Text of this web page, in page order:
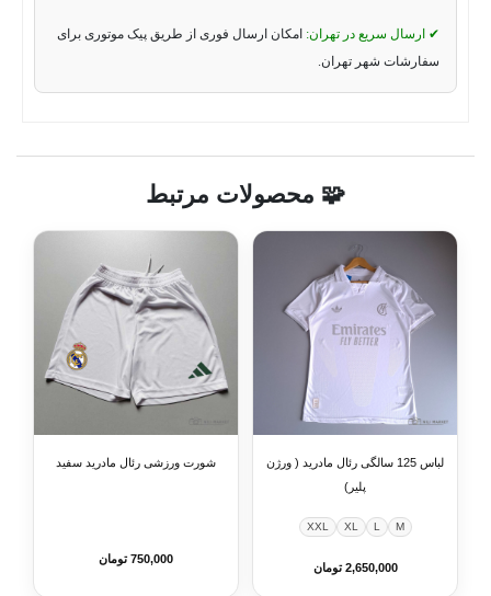
✔ ارسال سریع در تهران: امکان ارسال فوری از طریق پیک موتوری برای
سفارشات شهر تهران.
🧩 محصولات مرتبط
لباس 125 سالگی رئال مادرید ( ورژن
پلیر)
M
L
XL
XXL
2,650,000 تومان
شورت ورزشی رئال مادرید سفید
750,000 تومان